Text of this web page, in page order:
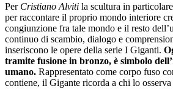
Per Cristiano Alviti la scultura in
per raccontare il proprio mondo interiore
congiunzione fra tale mondo e il resto
continuo di scambio, dialogo e
inseriscono le opere della serie I Giganti.
tramite fusione in bronzo, è simbolo
umano. Rappresentato come corpo fuso
contiene, il Gigante ricorda a chi lo